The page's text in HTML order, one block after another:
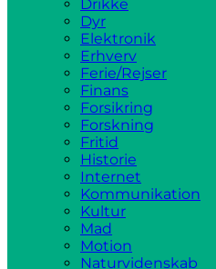
Drikke
Dyr
Elektronik
Erhverv
Ferie/Rejser
Finans
Forsikring
Forskning
Fritid
Historie
Internet
Kommunikation
Kultur
Mad
Motion
Naturvidenskab